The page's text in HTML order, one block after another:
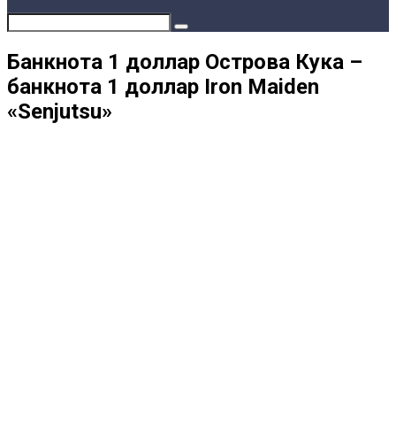
Банкнота 1 доллар Острова Кука –
банкнота 1 доллар Iron Maiden
«Senjutsu»